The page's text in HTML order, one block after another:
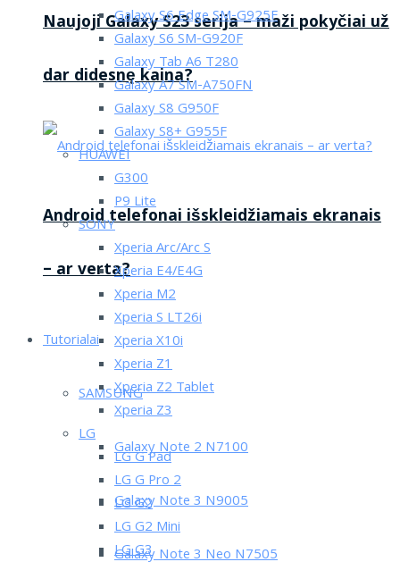
Naujoji Galaxy S23 serija – maži pokyčiai už
dar didesnę kaina?
Android telefonai išskleidžiamais ekranais
– ar verta?
Tutorialai
SAMSUNG
Galaxy Note 2 N7100
Galaxy Note 3 N9005
Galaxy Note 3 Neo N7505
Galaxy S6 Edge SM-G925F
Galaxy S6 SM-G920F
Galaxy Tab A6 T280
Galaxy A7 SM-A750FN
Galaxy S8 G950F
Galaxy S8+ G955F
HUAWEI
G300
P9 Lite
SONY
Xperia Arc/Arc S
Xperia E4/E4G
Xperia M2
Xperia S LT26i
Xperia X10i
Xperia Z1
Xperia Z2 Tablet
Xperia Z3
LG
LG G Pad
LG G Pro 2
LG G2
LG G2 Mini
LG G3